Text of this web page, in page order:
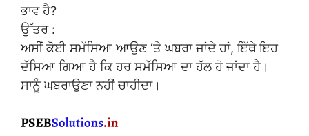
ਭਾਵ ਹੈ?
ਉੱਤਰ :
ਅਸੀਂ ਕੋਈ ਸਮੱਸਿਆ ਆਉਣ ‘ਤੇ ਘਬਰਾ ਜਾਂਦੇ ਹਾਂ, ਇੱਥੇ ਇਹ
ਦੱਸਿਆ ਗਿਆ ਹੈ ਕਿ ਹਰ ਸਮੱਸਿਆ ਦਾ ਹੱਲ ਹੋ ਜਾਂਦਾ ਹੈ।
ਸਾਨੂੰ ਘਬਰਾਉਣਾ ਨਹੀਂ ਚਾਹੀਦਾ।